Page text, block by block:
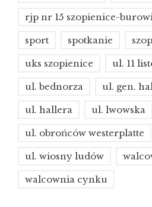
rjp nr 15 szopienice-
sport spotkanie
uks szopienice ul. 11
ul. bednorza ul. gen.
ul. hallera ul. lwowska
ul. obrońców westerplatte
ul. wiosny ludów
walcownia cynku